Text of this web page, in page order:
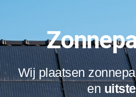
Wij plaatsen
en